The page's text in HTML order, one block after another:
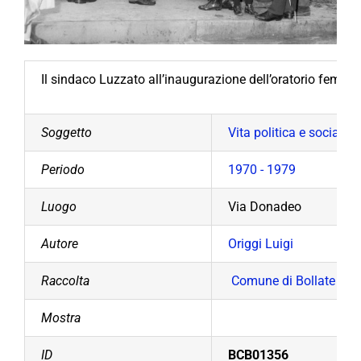
Il sindaco Luzzato all’inaugurazione dell’oratorio
Soggetto Vita politica e sociale
Periodo 1970 - 1979
Luogo Via Donadeo
Autore Origgi Luigi
Raccolta Comune di Bollate
Mostra
ID BCB01356